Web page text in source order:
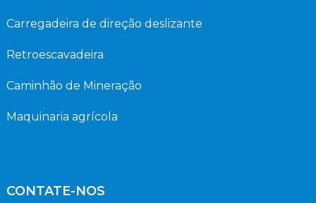
Carregadeira de direção deslizante
Retroescavadeira
Caminhão de Mineração
Maquinaria agrícola
CONTATE-NOS